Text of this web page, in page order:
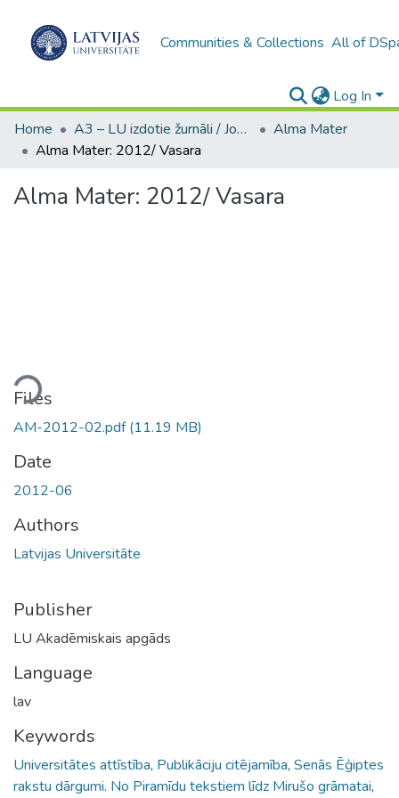
Communities & Collections All of
Log In
Home
A3 – LU izdotie žurnāli / Journals and magazines published by UL
Alma Mater
Alma Mater: 2012/ Vasara
Alma Mater: 2012/ Vasara
Files
AM-2012-02.pdf(11.19 MB)
Date
2012-06
Authors
Latvijas Universitāte
Publisher
LU Akadēmiskais apgāds
Language
lav
Keywords
Universitātes attīstība, Publikāciju citējamība, Senās Ēģiptes
rakstu dārgumi. No Piramīdu tekstiem līdz Mirušo grāmatai,